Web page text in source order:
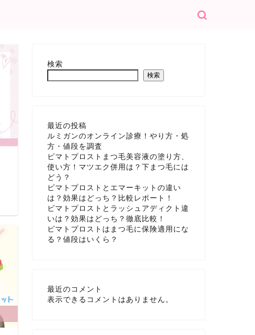
検索
検索
最近の投稿
ルミガンのオンライン診療！やり方・処
方・値段を調査
ビマトプロストまつ毛美容液の塗り方、
使い方！マツエク併用は？下まつ毛には
どう？
ビマトプロストとエマーキットの違い
は？効果はどっち？比較レポート！
ビマトプロストとラッシュアディクト違
いは？効果はどっち？徹底比較！
ビマトプロストはまつ毛に保険適用にな
る？値段はいくら？
最近のコメント
表示できるコメントはありません。